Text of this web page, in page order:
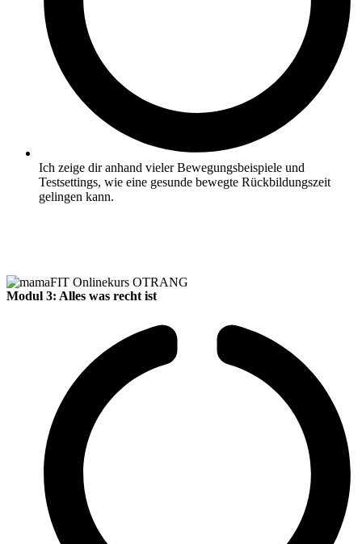
Ich zeige dir anhand vieler Bewegungsbeispiele und
Testsettings, wie eine gesunde bewegte Rückbildungszeit
gelingen kann.
Modul 3: Alles was recht ist